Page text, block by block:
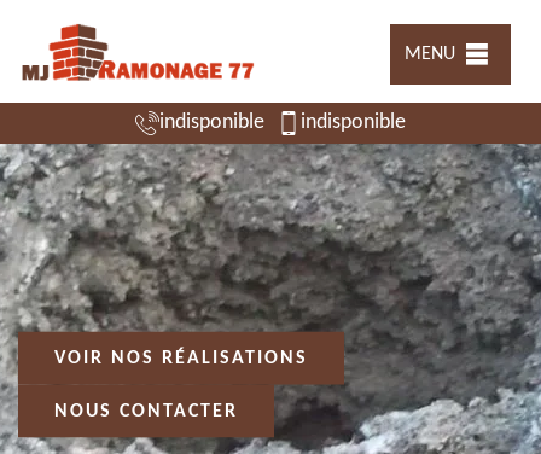
MENU
indisponible indisponible
VOIR NOS RÉALISATIONS
NOUS CONTACTER